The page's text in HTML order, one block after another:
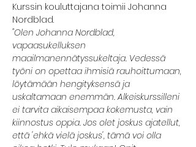
Kurssin kouluttajana toimii Johanna
Nordblad.
"Olen Johanna Nordblad,
vapaasukelluksen
maailmanennätyssukeltaja. Vedessä
työni on opettaa ihmisiä rauhoittumaan,
löytämään hengityksensä ja
uskaltamaan enemmän. Alkeiskurssilleni
ei tarvita aikaisempaa kokemusta, vain
kiinnostus oppia. Jos olet joskus ajatellut,
että 'ehkä vielä joskus', tämä voi olla